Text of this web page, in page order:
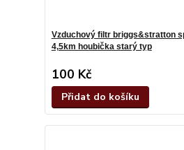
Vzduchový filtr briggs&stratton
4,5km houbička starý typ
100 Kč
Přidat do košíku